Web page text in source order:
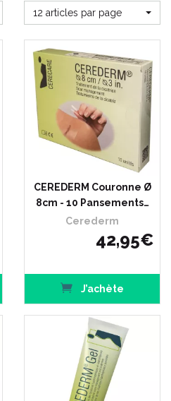
12 articles par page
CEREDERM Couronne Ø
8cm - 10 Pansements…
Cerederm
42,95€
J’achète